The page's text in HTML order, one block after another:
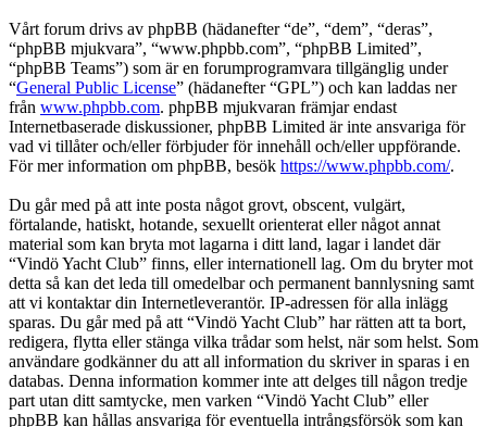
Vårt forum drivs av phpBB (hädanefter “de”, “dem”, “deras”,
“phpBB mjukvara”, “www.phpbb.com”, “phpBB Limited”,
“phpBB Teams”) som är en forumprogramvara tillgänglig under
“General Public License” (hädanefter “GPL”) och kan laddas ner
från www.phpbb.com. phpBB mjukvaran främjar endast
Internetbaserade diskussioner, phpBB Limited är inte ansvariga för
vad vi tillåter och/eller förbjuder för innehåll och/eller uppförande.
För mer information om phpBB, besök https://www.phpbb.com/.
Du går med på att inte posta något grovt, obscent, vulgärt,
förtalande, hatiskt, hotande, sexuellt orienterat eller något annat
material som kan bryta mot lagarna i ditt land, lagar i landet där
“Vindö Yacht Club” finns, eller internationell lag. Om du bryter mot
detta så kan det leda till omedelbar och permanent bannlysning samt
att vi kontaktar din Internetleverantör. IP-adressen för alla inlägg
sparas. Du går med på att “Vindö Yacht Club” har rätten att ta bort,
redigera, flytta eller stänga vilka trådar som helst, när som helst. Som
användare godkänner du att all information du skriver in sparas i en
databas. Denna information kommer inte att delges till någon tredje
part utan ditt samtycke, men varken “Vindö Yacht Club” eller
phpBB kan hållas ansvariga för eventuella intrångsförsök som kan